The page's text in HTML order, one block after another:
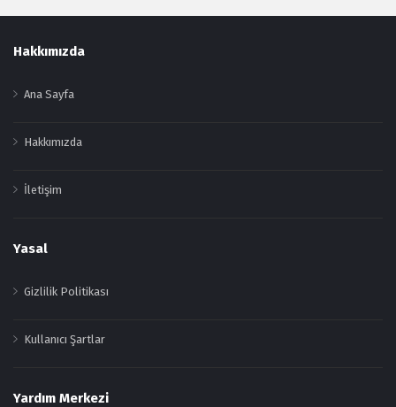
Footer
Hakkımızda
Ana Sayfa
Hakkımızda
İletişim
Yasal
Gizlilik Politikası
Kullanıcı Şartlar
Yardım Merkezi